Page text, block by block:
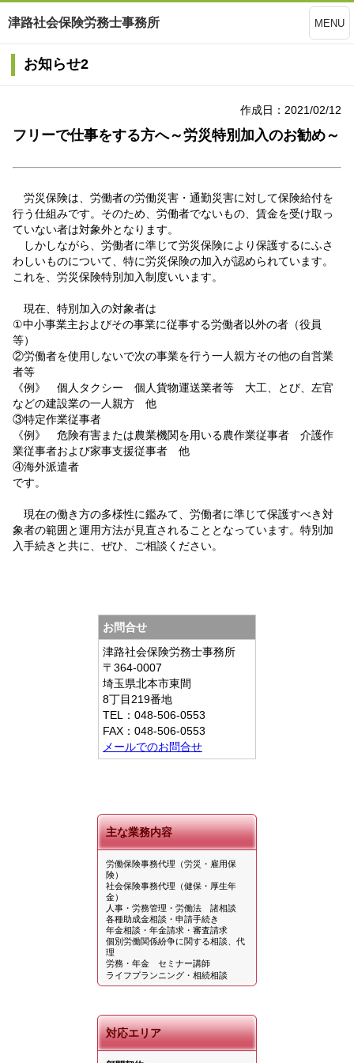
津路社会保険労務士事務所 MENU
お知らせ2
作成日：2021/02/12
フリーで仕事をする方へ～労災特別加入のお勧め～
労災保険は、労働者の労働災害・通勤災害に対して保険給付を
行う仕組みです。そのため、労働者でないもの、賃金を受け取っ
ていない者は対象外となります。
しかしながら、労働者に準じて労災保険により保護するにふさ
わしいものについて、特に労災保険の加入が認められています。
これを、労災保険特別加入制度いいます。
現在、特別加入の対象者は
①中小事業主およびその事業に従事する労働者以外の者（役員
等）
②労働者を使用しないで次の事業を行う一人親方その他の自営業
者等
《例》 個人タクシー 個人貨物運送業者等 大工、とび、左官
などの建設業の一人親方 他
③特定作業従事者
《例》 危険有害または農業機関を用いる農作業従事者 介護作
業従事者および家事支援従事者 他
④海外派遣者
です。
現在の働き方の多様性に鑑みて、労働者に準じて保護すべき対
象者の範囲と運用方法が見直されることとなっています。特別加
入手続きと共に、ぜひ、ご相談ください。
お問合せ
津路社会保険労務士事務所
〒364-0007
埼玉県北本市東間
8丁目219番地
TEL：048-506-0553
FAX：048-506-0553
メールでのお問合せ
主な業務内容
労働保険事務代理（労災・雇用保
険）
社会保険事務代理（健保・厚生年
金）
人事・労務管理・労働法 諸相談
各種助成金相談・申請手続き
年金相談・年金請求・審査請求
個別労働関係紛争に関する相談、代
理
労務・年金 セミナー講師
ライフプランニング・相続相談
対応エリア